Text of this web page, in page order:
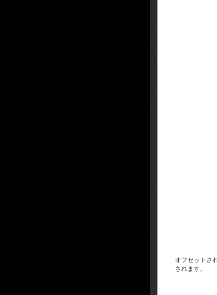
オフセットさ
されます。